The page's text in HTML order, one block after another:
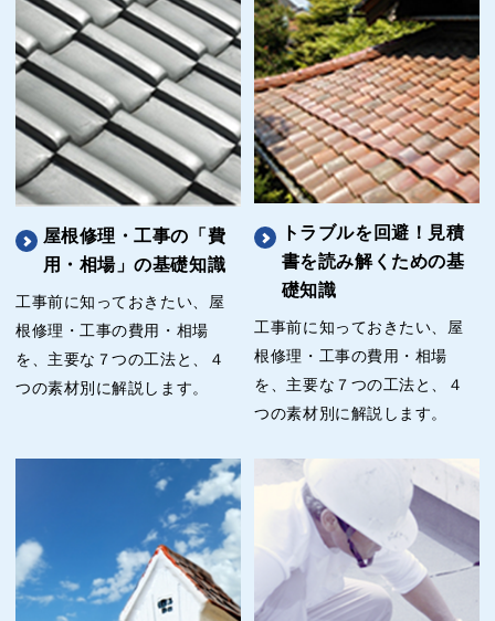
屋根修理・工事の「費
用・相場」の基礎知識
工事前に知っておきたい、屋
根修理・工事の費用・相場
を、主要な７つの工法と、４
つの素材別に解説します。
トラブルを回避！見積
書を読み解くための基
礎知識
工事前に知っておきたい、屋
根修理・工事の費用・相場
を、主要な７つの工法と、４
つの素材別に解説します。